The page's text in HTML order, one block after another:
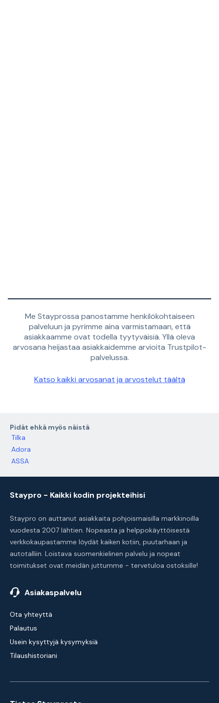
Me Stayprossa panostamme henkilökohtaiseen
palveluun ja pyrimme aina varmistamaan, että
asiakkaamme ovat todella tyytyväisiä. Yllä oleva
arvosana heijastaa asiakkaidemme arvioita Trustpilot-
palvelussa.
Katso kaikki arvosanat ja arvostelut täältä
Pidät ehkä myös näistä
Tilka
Adora
ASSA
Staypro - Kaikki kodin projekteihisi
Staypro on auttanut asiakkaita pohjoismaisilla markkinoilla
vuodesta 2007 lähtien. Nopeasta ja helppokäyttöisestä
verkkokaupastamme löydät kaiken kotiin, puutarhaan ja
autotalliin. Loistava suomenkielinen palvelu ja nopeat
toimitukset ovat meidän juttumme - tervetuloa ostoksille!
Asiakaspalvelu
Ota yhteyttä
Palautus
Usein kysyttyjä kysymyksiä
Tilaushistoriani